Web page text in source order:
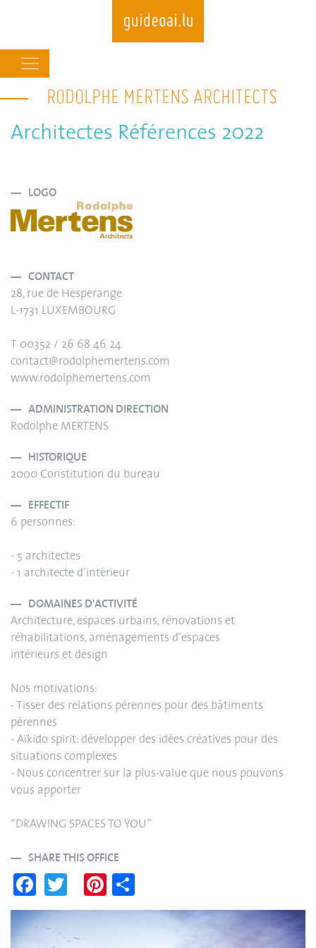
Skip
to
content
navigation
RODOLPHE MERTENS ARCHITECTS
Architectes Références 2022
LOGO
CONTACT
28, rue de Hesperange
L-1731 LUXEMBOURG
T 00352 / 26 68 46 24
contact@rodolphemertens.com
www.rodolphemertens.com
ADMINISTRATION DIRECTION
Rodolphe MERTENS
HISTORIQUE
2000 Constitution du bureau
EFFECTIF
6 personnes:
- 5 architectes
- 1 architecte d’intérieur
DOMAINES D'ACTIVITÉ
Architecture, espaces urbains, rénovations et
réhabilitations, aménagements d’espaces
intérieurs et design
Nos motivations:
- Tisser des relations pérennes pour des bâtiments
pérennes
- Aïkido spirit: développer des idées créatives pour des
situations complexes
- Nous concentrer sur la plus-value que nous pouvons
vous apporter
“DRAWING SPACES TO YOU”
SHARE THIS OFFICE
Fa
ce
bo
wi
tte
Pi
nt
er
ha
re